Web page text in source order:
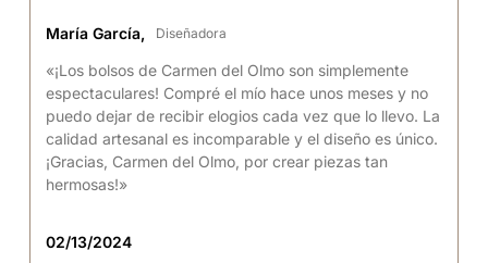
María García, Diseñadora
«¡Los bolsos de Carmen del Olmo son simplemente
espectaculares! Compré el mío hace unos meses y no
puedo dejar de recibir elogios cada vez que lo llevo. La
calidad artesanal es incomparable y el diseño es único.
¡Gracias, Carmen del Olmo, por crear piezas tan
hermosas!»
02/13/2024